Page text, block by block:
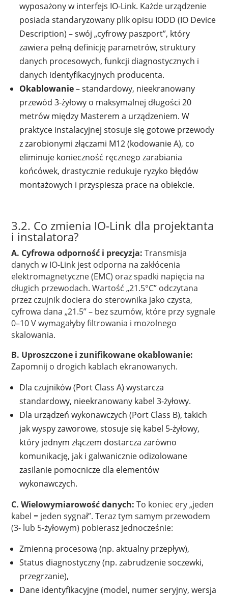
wyposażony w interfejs IO-Link. Każde urządzenie
posiada standaryzowany plik opisu IODD (IO Device
Description) – swój „cyfrowy paszport”, który
zawiera pełną definicję parametrów, struktury
danych procesowych, funkcji diagnostycznych i
danych identyfikacyjnych producenta.
Okablowanie– standardowy, nieekranowany
przewód 3-żyłowy o maksymalnej długości 20
metrów między Masterem a urządzeniem. W
praktyce instalacyjnej stosuje się gotowe przewody
z zarobionymi złączami M12 (kodowanie A), co
eliminuje konieczność ręcznego zarabiania
końcówek, drastycznie redukuje ryzyko błędów
montażowych i przyspiesza prace na obiekcie.
3.2. Co zmienia IO-Link dla projektanta
i instalatora?
A. Cyfrowa odporność i precyzja: Transmisja
danych w IO-Link jest odporna na zakłócenia
elektromagnetyczne (EMC) oraz spadki napięcia na
długich przewodach. Wartość „21.5°C” odczytana
przez czujnik dociera do sterownika jako czysta,
cyfrowa dana „21.5” – bez szumów, które przy sygnale
0–10 V wymagałyby filtrowania i mozolnego
skalowania.
B. Uproszczone i zunifikowane okablowanie:
Zapomnij o drogich kablach ekranowanych.
Dla czujników (Port Class A) wystarcza
standardowy, nieekranowany kabel 3-żyłowy.
Dla urządzeń wykonawczych (Port Class B), takich
jak wyspy zaworowe, stosuje się kabel 5-żyłowy,
który jednym złączem dostarcza zarówno
komunikację, jak i galwanicznie odizolowane
zasilanie pomocnicze dla elementów
wykonawczych.
C. Wielowymiarowość danych: To koniec ery „jeden
kabel = jeden sygnał”. Teraz tym samym przewodem
(3- lub 5-żyłowym) pobierasz jednocześnie:
Zmienną procesową (np. aktualny przepływ),
Status diagnostyczny (np. zabrudzenie soczewki,
przegrzanie),
Dane identyfikacyjne (model, numer seryjny, wersja